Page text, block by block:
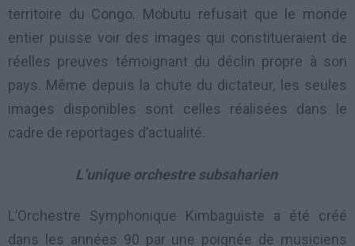
territoire du Congo. Mobutu refusait que le monde
entier puisse voir des images qui constitueraient de
réelles preuves témoignant du déclin propre à son
pays. Même depuis la chute du dictateur, les seules
images disponibles sont celles réalisées dans le
cadre de reportages d’actualité.
L’unique orchestre subsaharien
L’Orchestre Symphonique Kimbaguiste a été créé
dans les années 90 par une poignée de musiciens